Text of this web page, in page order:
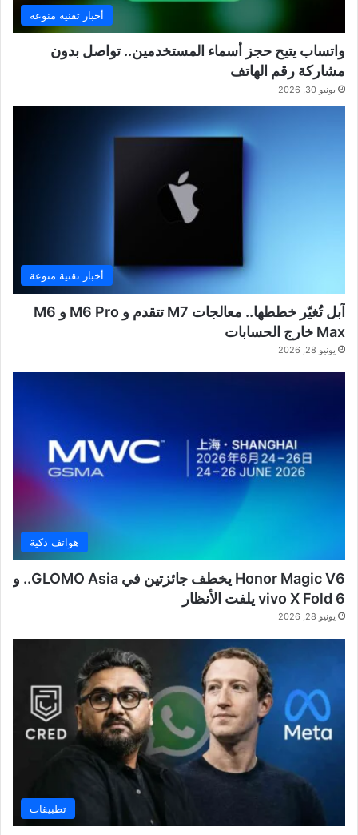
أخبار تقنية منوعة
واتساب يتيح حجز أسماء المستخدمين.. تواصل بدون
مشاركة رقم الهاتف
يونيو 30, 2026
أخبار تقنية منوعة
آبل تُغيّر خططها.. معالجات M7 تتقدم و M6 Pro و M6
Max خارج الحسابات
يونيو 28, 2026
هواتف ذكية
Honor Magic V6 يخطف جائزتين في GLOMO Asia.. و
vivo X Fold 6 يلفت الأنظار
يونيو 28, 2026
تطبيقات